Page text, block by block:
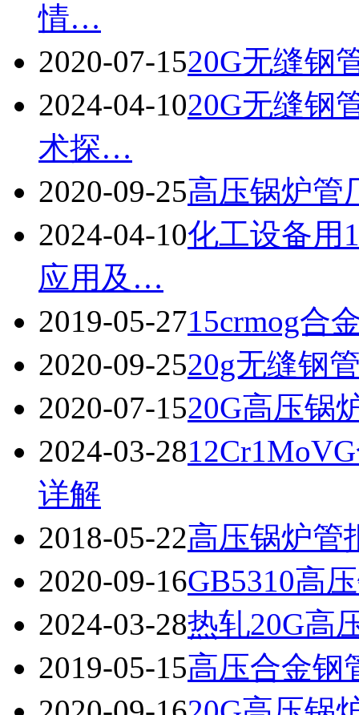
情…
2020-07-1520G无缝钢
2024-04-1020G无缝钢
术探…
2020-09-25高压锅炉管
2024-04-10化工设备用
应用及…
2019-05-2715crmog合
2020-09-2520g无缝钢
2020-07-1520G高压锅
2024-03-28
详解
2018-05-22高压锅炉管
2020-09-16GB5310高
2024-03-28热轧20G高
2019-05-15高压合金钢